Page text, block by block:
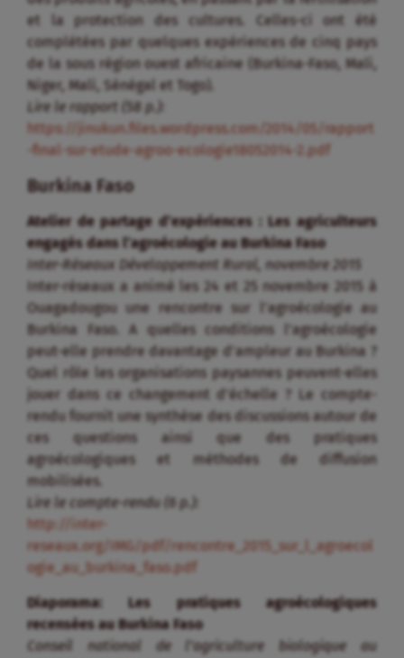
et la protection des cultures. Celles-ci ont été
complétées par quelques expériences de cinq pays
de la sous région ouest africaine (Burkina-Faso, Mali,
Niger, Mali, Sénégal et Togo).
Lire le rapport (58 p.):
https://jinukun.files.wordpress.com/2014/05/rapport
-final-sur-etude-agroo-ecologie18052014-2.pdf
Burkina Faso
Atelier de partage d’expériences : Les agriculteurs
engagés dans l’agroécologie au Burkina Faso
Inter-Réseaux Développement Rural, novembre 2015
Inter-réseaux a animé les 24 et 25 novembre 2015 à
Ouagadougou une rencontre sur l’agroécologie au
Burkina Faso. A quelles conditions l’agroécologie
peut-elle prendre davantage d’ampleur au Burkina ?
Quel rôle les organisations paysannes peuvent-elles
jouer dans ce changement d’échelle ? Le compte-
rendu fournit une synthèse des discussions autour de
ces questions ainsi que des pratiques
agroécologiques et méthodes de diffusion
mobilisées.
Lire le compte-rendu (6 p.):
http://inter-
reseaux.org/IMG/pdf/rencontre_2015_sur_l_agroecol
ogie_au_burkina_faso.pdf
Diaporama: Les pratiques agroécologiques
recensées au Burkina Faso
Conseil national de l’agriculture biologique au